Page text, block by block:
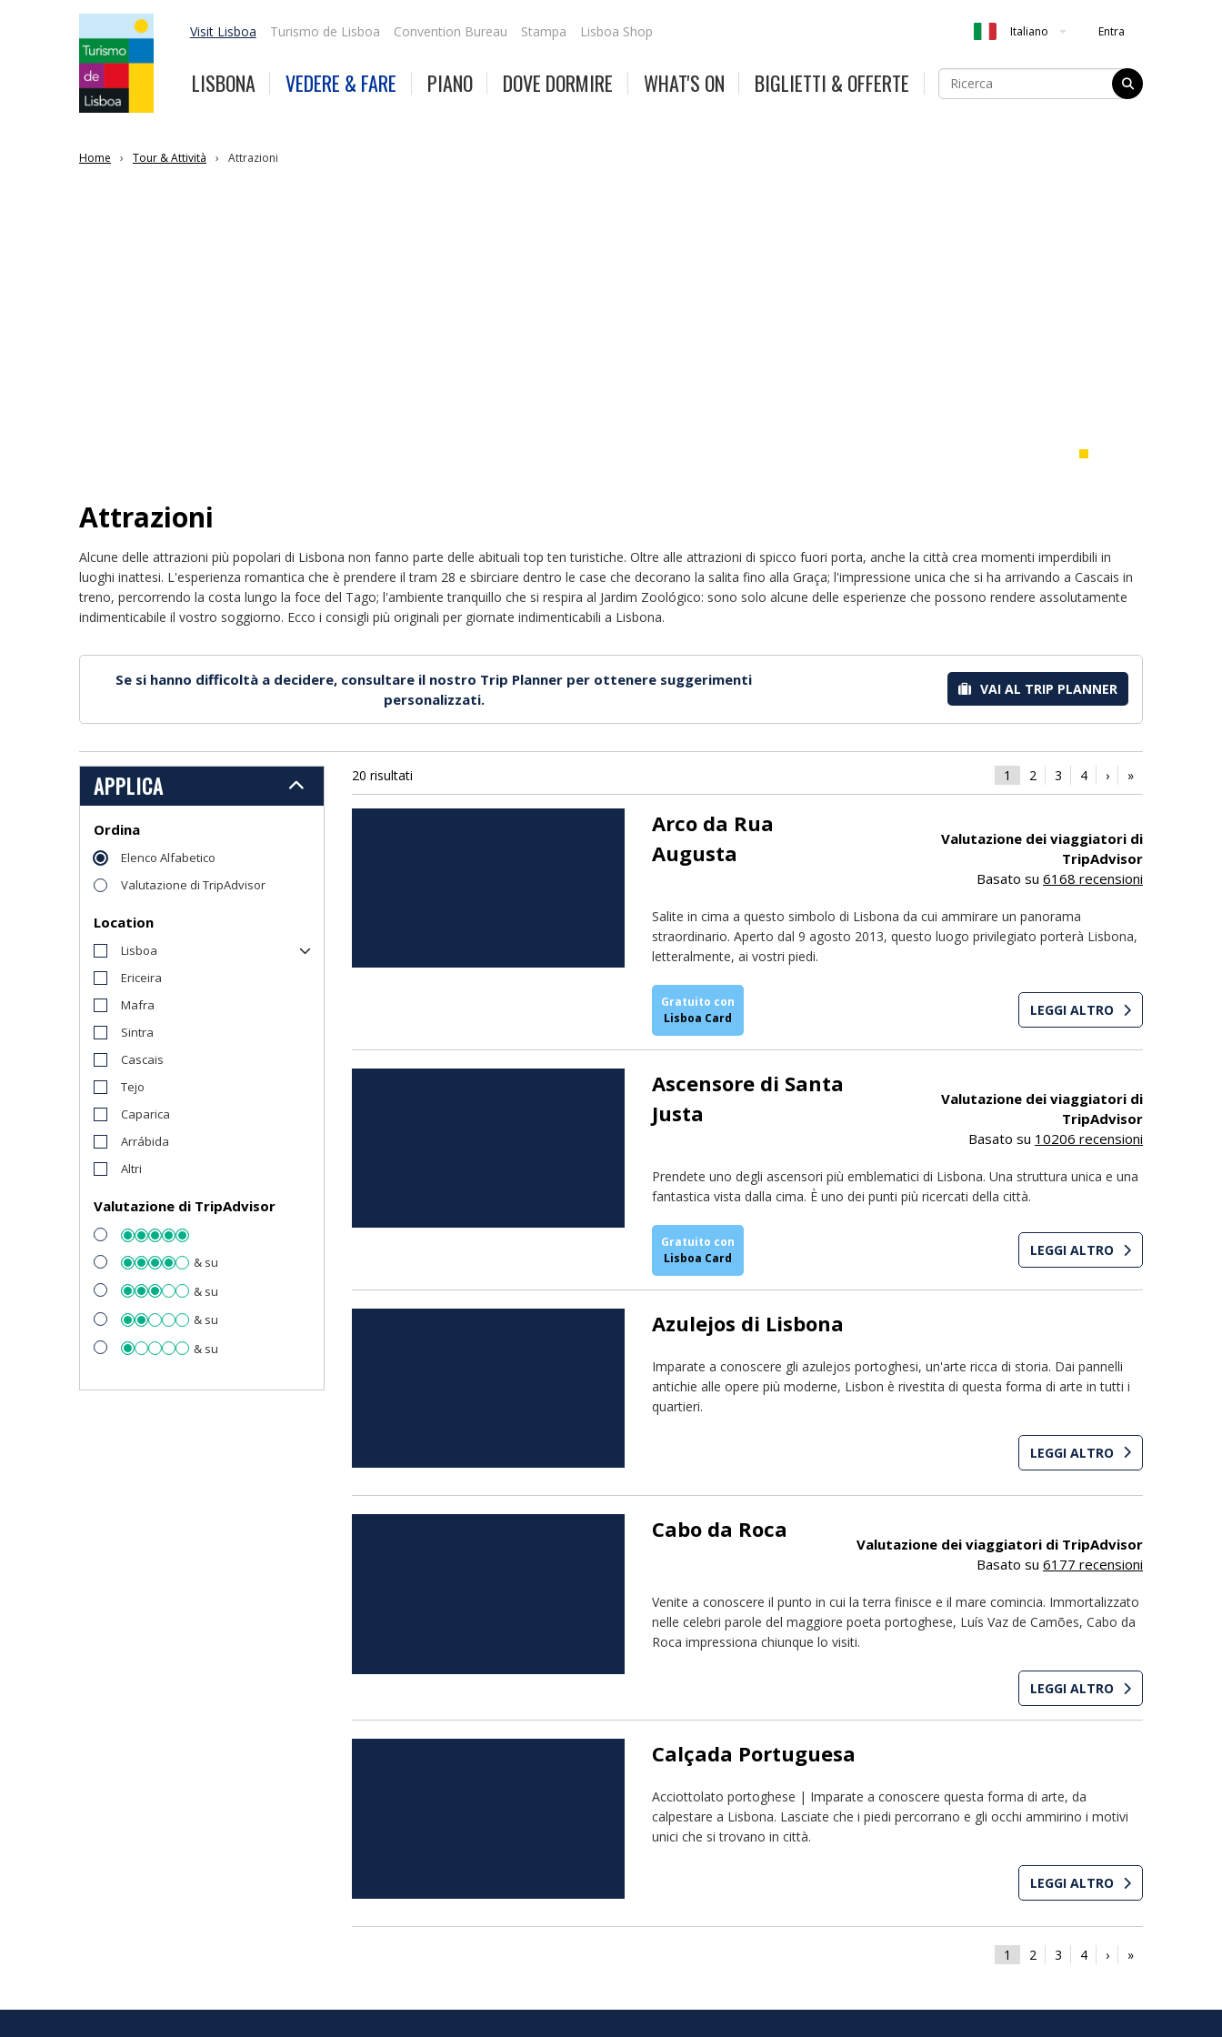
Visit Lisboa Turismo de Lisboa Convention Bureau Stampa Lisboa Shop Italiano Entra
LISBONA VEDERE & FARE PIANO DOVE DORMIRE WHAT'S ON BIGLIETTI & OFFERTE
Home Tour & Attività Attrazioni
Attrazioni
Alcune delle attrazioni più popolari di Lisbona non fanno parte delle abituali top ten turistiche. Oltre alle attrazioni di spicco fuori porta, anche la città crea momenti imperdibili in
luoghi inattesi. L'esperienza romantica che è prendere il tram 28 e sbirciare dentro le case che decorano la salita fino alla Graça; l'impressione unica che si ha arrivando a Cascais in
treno, percorrendo la costa lungo la foce del Tago; l'ambiente tranquillo che si respira al Jardim Zoológico: sono solo alcune delle esperienze che possono rendere assolutamente
indimenticabile il vostro soggiorno. Ecco i consigli più originali per giornate indimenticabili a Lisbona.
Se si hanno difficoltà a decidere, consultare il nostro Trip Planner per ottenere suggerimenti
personalizzati.
VAI AL TRIP PLANNER
APPLICA
Ordina
Elenco Alfabetico
Valutazione di TripAdvisor
Location
Lisboa
Ericeira
Mafra
Sintra
Cascais
Tejo
Caparica
Arrábida
Altri
Valutazione di TripAdvisor
& su
& su
& su
& su
20 risultati 1 2 3 4 › »
Arco da Rua
Augusta
Valutazione dei viaggiatori di
TripAdvisor
Basato su 6168 recensioni
Salite in cima a questo simbolo di Lisbona da cui ammirare un panorama
straordinario. Aperto dal 9 agosto 2013, questo luogo privilegiato porterà Lisbona,
letteralmente, ai vostri piedi.
Gratuito con
Lisboa Card
LEGGI ALTRO
Ascensore di Santa
Justa
Valutazione dei viaggiatori di
TripAdvisor
Basato su 10206 recensioni
Prendete uno degli ascensori più emblematici di Lisbona. Una struttura unica e una
fantastica vista dalla cima. È uno dei punti più ricercati della città.
Gratuito con
Lisboa Card
LEGGI ALTRO
Azulejos di Lisbona
Imparate a conoscere gli azulejos portoghesi, un'arte ricca di storia. Dai pannelli
antichie alle opere più moderne, Lisbon è rivestita di questa forma di arte in tutti i
quartieri.
LEGGI ALTRO
Cabo da Roca
Valutazione dei viaggiatori di TripAdvisor
Basato su 6177 recensioni
Venite a conoscere il punto in cui la terra finisce e il mare comincia. Immortalizzato
nelle celebri parole del maggiore poeta portoghese, Luís Vaz de Camões, Cabo da
Roca impressiona chiunque lo visiti.
LEGGI ALTRO
Calçada Portuguesa
Acciottolato portoghese | Imparate a conoscere questa forma di arte, da
calpestare a Lisbona. Lasciate che i piedi percorrano e gli occhi ammirino i motivi
unici che si trovano in città.
LEGGI ALTRO
1 2 3 4 › »